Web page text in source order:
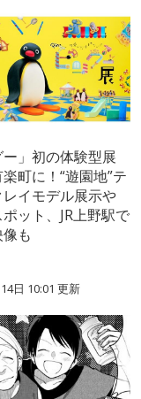
ー」初の体験型展
町に！“遊園地”テ
イモデル展示や
ット、JR上野駅で
も
日 10:01 更新